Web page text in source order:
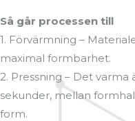
Så går processen till
1. Förvärmning –
maximal formbarhet.
2. Pressning – Det
sekunder, mellan
form.